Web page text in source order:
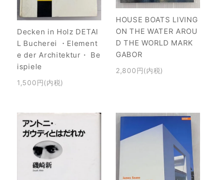
Decken in Holz DETAI
L Bucherei ・Element
e der Architektur・ Be
ispiele
1,500円(内税)
HOUSE BOATS LIVING
ON THE WATER AROU
D THE WORLD MARK
GABOR
2,800円(内税)